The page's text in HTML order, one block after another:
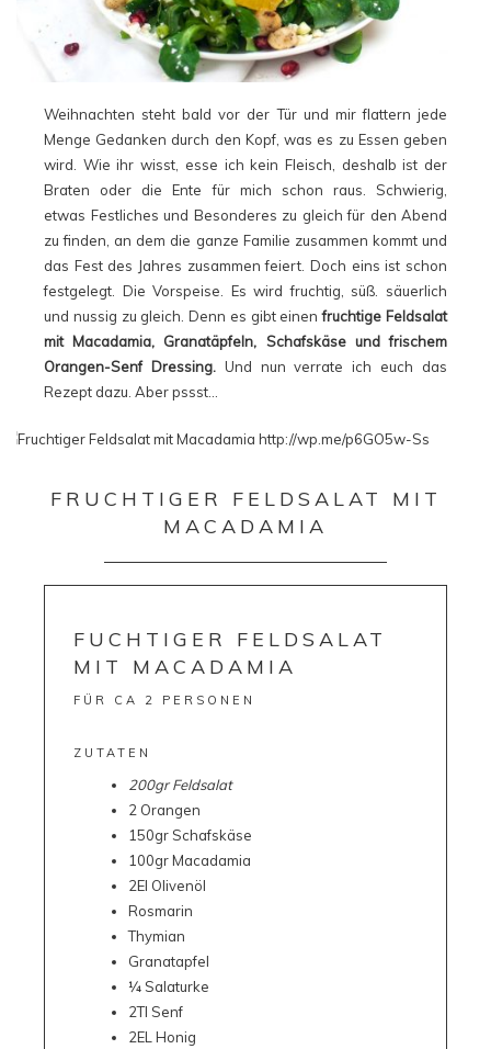
Weihnachten steht bald vor der Tür und mir flattern jede
Menge Gedanken durch den Kopf, was es zu Essen geben
wird. Wie ihr wisst, esse ich kein Fleisch, deshalb ist der
Braten oder die Ente für mich schon raus. Schwierig,
etwas Festliches und Besonderes zu gleich für den Abend
zu finden, an dem die ganze Familie zusammen kommt und
das Fest des Jahres zusammen feiert. Doch eins ist schon
festgelegt. Die Vorspeise. Es wird fruchtig, süß. säuerlich
und nussig zu gleich. Denn es gibt einenfruchtige Feldsalat
mit Macadamia, Granatäpfeln, Schafskäse und frischem
Orangen-Senf Dressing. Und nun verrate ich euch das
Rezept dazu. Aber pssst…
FRUCHTIGER FELDSALAT MIT
MACADAMIA
FUCHTIGER FELDSALAT
MIT MACADAMIA
FÜR CA 2 PERSONEN
ZUTATEN
200gr Feldsalat
2 Orangen
150gr Schafskäse
100gr Macadamia
2El Olivenöl
Rosmarin
Thymian
Granatapfel
¼ Salaturke
2Tl Senf
2EL Honig